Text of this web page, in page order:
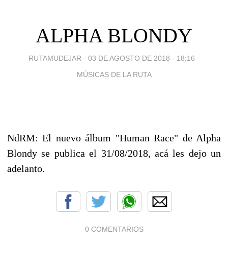
ALPHA BLONDY
RUTAMUDEJAR - 03 DE AGOSTO DE 2018 - 18:16 -
MÚSICAS DE LA RUTA
NdRM: El nuevo álbum "Human Race" de Alpha
Blondy se publica el 31/08/2018, acá les dejo un
adelanto.
0 COMENTARIOS